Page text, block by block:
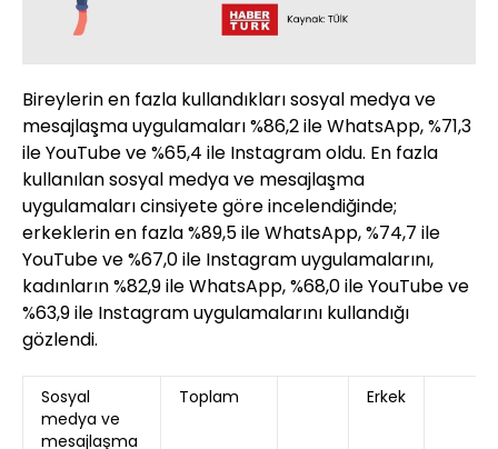
Bireylerin en fazla kullandıkları sosyal medya ve
mesajlaşma uygulamaları %86,2 ile WhatsApp, %71,3
ile YouTube ve %65,4 ile Instagram oldu. En fazla
kullanılan sosyal medya ve mesajlaşma
uygulamaları cinsiyete göre incelendiğinde;
erkeklerin en fazla %89,5 ile WhatsApp, %74,7 ile
YouTube ve %67,0 ile Instagram uygulamalarını,
kadınların %82,9 ile WhatsApp, %68,0 ile YouTube ve
%63,9 ile Instagram uygulamalarını kullandığı
gözlendi.
Sosyal
medya ve
mesajlaşma
Toplam Erkek